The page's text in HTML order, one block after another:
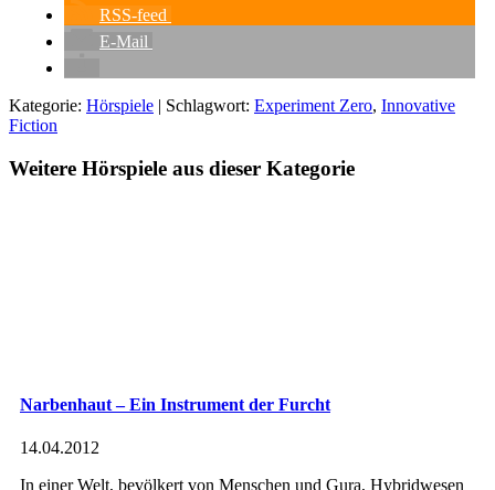
RSS-feed
E-Mail
Kategorie: Hörspiele | Schlagwort: Experiment Zero, Innovative
Fiction
Weitere Hörspiele aus dieser Kategorie
Narbenhaut – Ein Instrument der Furcht
14.04.2012
In einer Welt, bevölkert von Menschen und Gura, Hybridwesen